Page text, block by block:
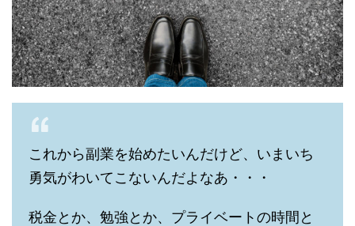
これから副業を始めたいんだけど、いまいち
勇気がわいてこないんだよなあ・・・
税金とか、勉強とか、プライベートの時間と